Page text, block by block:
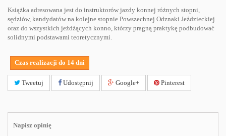
Książka adresowana jest do instruktorów jazdy konnej różnych stopni,
sędziów, kandydatów na kolejne stopnie Powszechnej Odznaki Jeździeckiej
oraz do wszystkich jeżdżących konno, którzy pragną praktykę podbudować
solidnymi podstawami teoretycznymi.
Czas realizacji do 14 dni
Tweetuj Udostępnij Google+ Pinterest
Napisz opinię